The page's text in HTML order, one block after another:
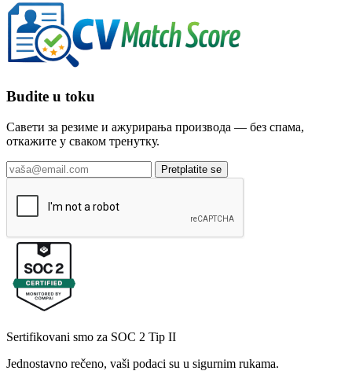
Budite u toku
Савети за резиме и ажурирања производа — без спама,
откажите у сваком тренутку.
Pretplatite se
Sertifikovani smo za SOC 2 Tip II
Jednostavno rečeno, vaši podaci su u sigurnim rukama.